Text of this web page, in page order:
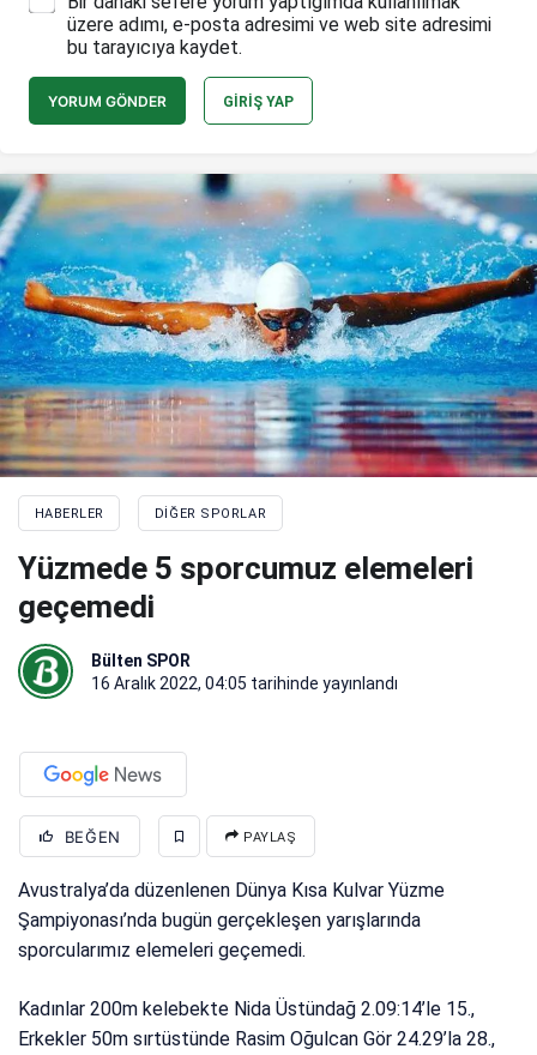
üzere adımı, e-posta adresimi ve web site adresimi
bu tarayıcıya kaydet.
YORUM GÖNDER GIRIŞ YAP
HABERLER DIĞER SPORLAR
Yüzmede 5 sporcumuz elemeleri
geçemedi
Bülten SPOR
16 Aralık 2022, 04:05 tarihinde yayınlandı
BEĞEN PAYLAŞ
Avustralya’da düzenlenen Dünya Kısa Kulvar Yüzme
Şampiyonası’nda bugün gerçekleşen yarışlarında
sporcularımız elemeleri geçemedi.
Kadınlar 200m kelebekte Nida Üstündağ 2.09:14’le 15.,
Erkekler 50m sırtüstünde Rasim Oğulcan Gör 24.29’la 28.,